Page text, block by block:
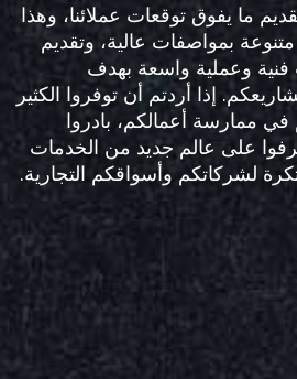
ما يفوق توقعات عملائنا، وهذا
بمواصفات عالية، وتقديم
وعملية واسعة بهدف
إذا أردتم أن توفروا الكثير
ممارسة أعمالكم، بادروا
على عالم جديد من الخدمات
لشركاتكم وأسواقكم التجارية.